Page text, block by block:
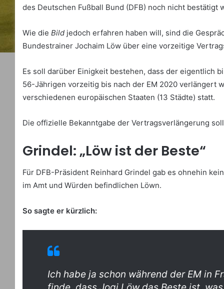
des Deutschen Fußball Bund (DFB) noch nicht bestätigt
Wie die Bild jedoch erfahren haben will, sind die
Bundestrainer Jochaim Löw über eine vorzeitige
Es soll darüber Einigkeit bestehen, dass der eigentlich
56-Jährigen vorzeitig bis nach der EM 2020 verlängert
verschiedenen europäischen Staaten (13 Städte) statt.
Die offizielle Bekanntgabe der Vertragsverlängerung
Grindel: „Löw ist der Beste“
Für DFB-Präsident Reinhard Grindel gab es ohnehin
im Amt und Würden befindlichen Löwn.
So sagte er kürzlich:
Ich habe ja schon während der EM in